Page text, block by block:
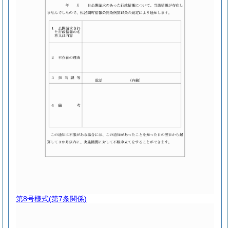
第8号様式(第7条関係)